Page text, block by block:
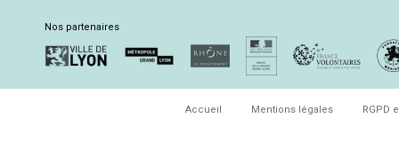
Nos partenaires
Accueil Mentions légales RGPD